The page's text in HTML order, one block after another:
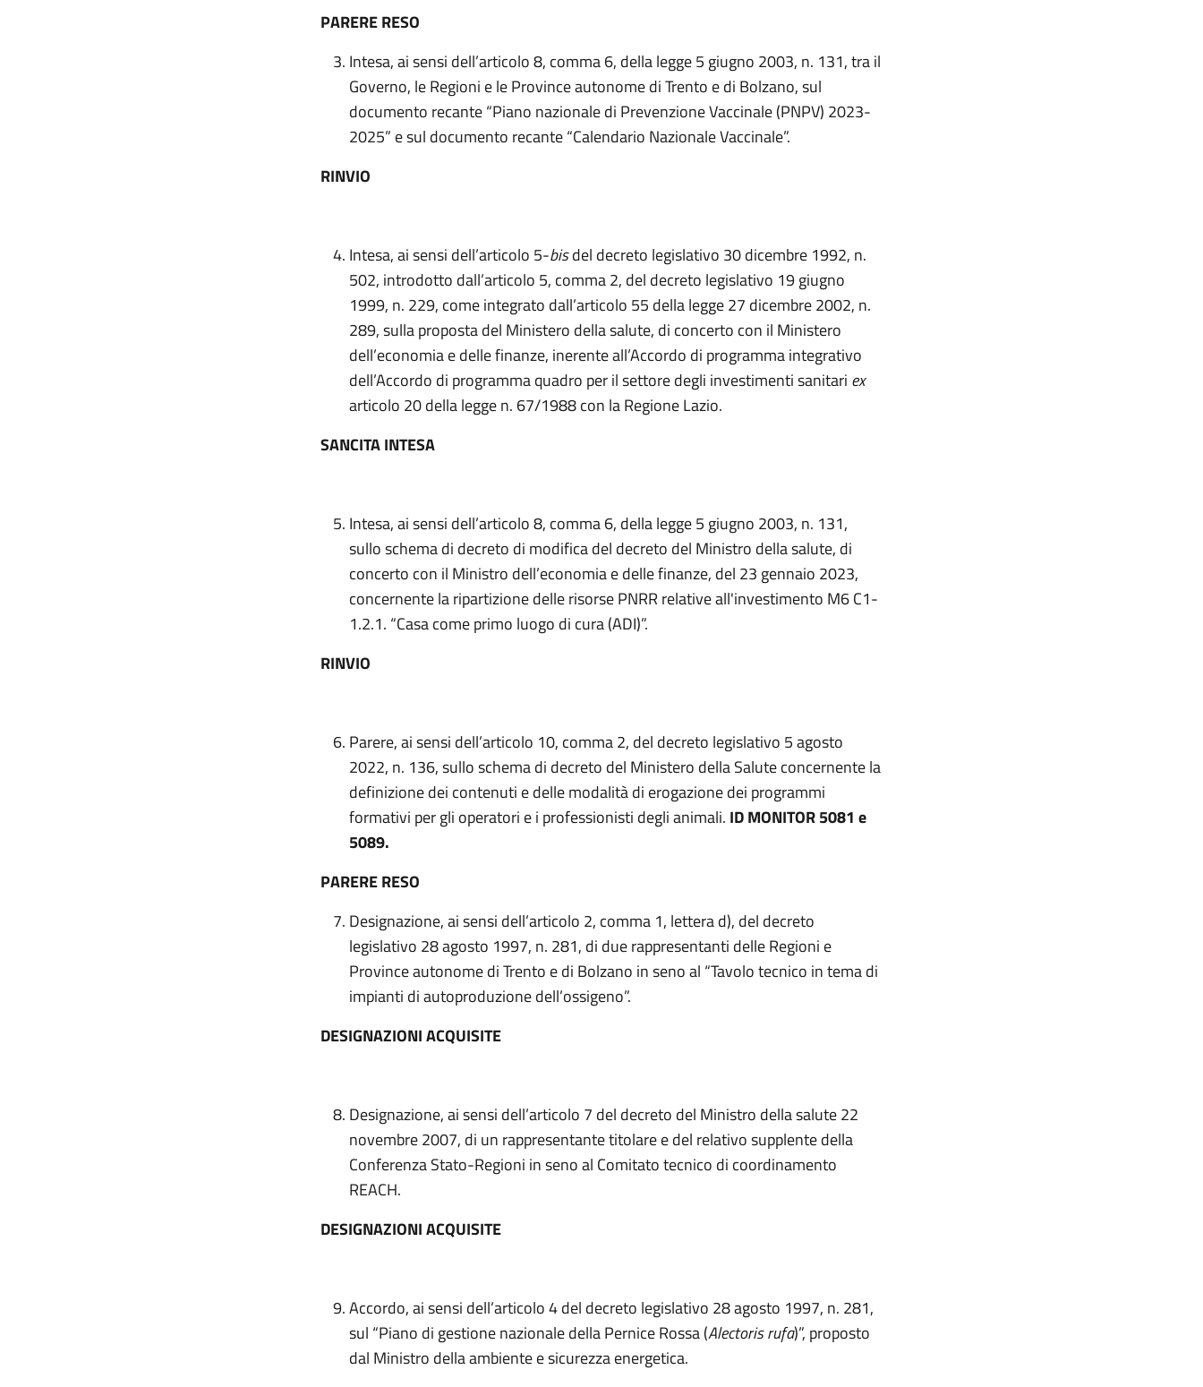
PARERE RESO
Intesa, ai sensi dell’articolo 8, comma 6, della legge 5 giugno 2003, n. 131, tra il
Governo, le Regioni e le Province autonome di Trento e di Bolzano, sul
documento recante “Piano nazionale di Prevenzione Vaccinale (PNPV) 2023-
2025” e sul documento recante “Calendario Nazionale Vaccinale”.
RINVIO
Intesa, ai sensi dell’articolo 5-bisdel decreto legislativo 30 dicembre 1992, n.
502, introdotto dall’articolo 5, comma 2, del decreto legislativo 19 giugno
1999, n. 229, come integrato dall’articolo 55 della legge 27 dicembre 2002, n.
289, sulla proposta del Ministero della salute, di concerto con il Ministero
dell’economia e delle finanze, inerente all’Accordo di programma integrativo
dell’Accordo di programma quadro per il settore degli investimenti sanitari ex
articolo 20 della legge n. 67/1988 con la Regione Lazio.
SANCITA INTESA
Intesa, ai sensi dell’articolo 8, comma 6, della legge 5 giugno 2003, n. 131,
sullo schema di decreto di modifica del decreto del Ministro della salute, di
concerto con il Ministro dell’economia e delle finanze, del 23 gennaio 2023,
concernente la ripartizione delle risorse PNRR relative all'investimento M6 C1-
1.2.1. “Casa come primo luogo di cura (ADI)”.
RINVIO
Parere, ai sensi dell’articolo 10, comma 2, del decreto legislativo 5 agosto
2022, n. 136, sullo schema di decreto del Ministero della Salute concernente la
definizione dei contenuti e delle modalità di erogazione dei programmi
formativi per gli operatori e i professionisti degli animali. ID MONITOR 5081 e
5089.
PARERE RESO
Designazione, ai sensi dell’articolo 2, comma 1, lettera d), del decreto
legislativo 28 agosto 1997, n. 281, di due rappresentanti delle Regioni e
Province autonome di Trento e di Bolzano in seno al “Tavolo tecnico in tema di
impianti di autoproduzione dell’ossigeno”.
DESIGNAZIONI ACQUISITE
Designazione, ai sensi dell’articolo 7 del decreto del Ministro della salute 22
novembre 2007, di un rappresentante titolare e del relativo supplente della
Conferenza Stato-Regioni in seno al Comitato tecnico di coordinamento
REACH.
DESIGNAZIONI ACQUISITE
Accordo, ai sensi dell’articolo 4 del decreto legislativo 28 agosto 1997, n. 281,
sul “Piano di gestione nazionale della Pernice Rossa (Alectoris rufa)”, proposto
dal Ministro della ambiente e sicurezza energetica.